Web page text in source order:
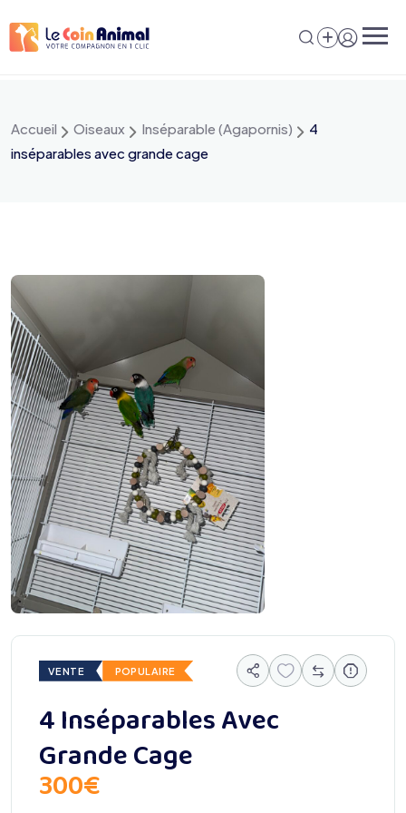
au
Accueil Oiseaux Inséparable (Agapornis)
4
inséparables avec grande cage
VENTE POPULAIRE
4 Inséparables Avec
Grande Cage
300€